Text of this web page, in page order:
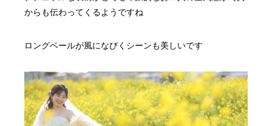
からも伝わってくるようですね
ロングベールが風になびくシーンも美しいです